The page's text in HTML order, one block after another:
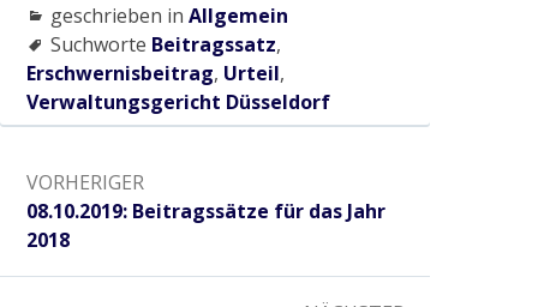
Absperrbauwerke an der Niers
rund um Wachtendonk“
2021
geschrieben in Allgemein
Suchworte Beitragssatz,
Erschwernisbeitrag, Urteil,
Verwaltungsgericht Düsseldorf
VORHERIGER
Vorheriger:
08.10.2019: Beitragssätze für das Jahr
2018